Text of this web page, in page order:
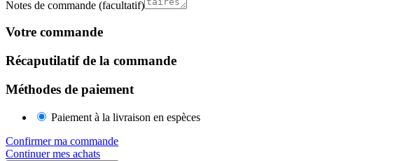
Notes de commande (facultatif)
Votre commande
Récaputilatif de la commande
Méthodes de paiement
Paiement à la livraison en espèces
Confirmer ma commande
Continuer mes achats